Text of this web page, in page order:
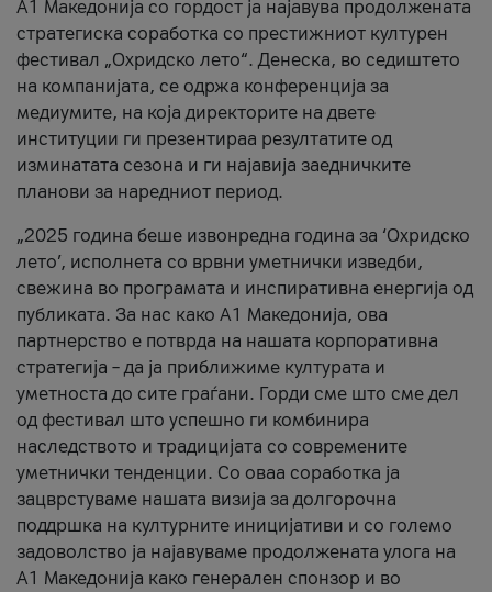
A1 Македонија со гордост ја најавува продолжената
стратегиска соработка со престижниот културен
фестивал „Охридско лето“. Денеска, во седиштето
на компанијата, се одржа конференција за
медиумите, на која директорите на двете
институции ги презентираа резултатите од
изминатата сезона и ги најавија заедничките
планови за наредниот период.
„2025 година беше извонредна година за ‘Охридско
лето’, исполнета со врвни уметнички изведби,
свежина во програмата и инспиративна енергија од
публиката. За нас како A1 Македонија, ова
партнерство е потврда на нашата корпоративна
стратегија – да ја приближиме културата и
уметноста до сите граѓани. Горди сме што сме дел
од фестивал што успешно ги комбинира
наследството и традицијата со современите
уметнички тенденции. Со оваа соработка ја
зацврстуваме нашата визија за долгорочна
поддршка на културните иницијативи и со големо
задоволство ја најавуваме продолжената улога на
A1 Македонија како генерален спонзор и во